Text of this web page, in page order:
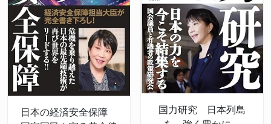
日本の経済安全保障
国力研究 日本列島